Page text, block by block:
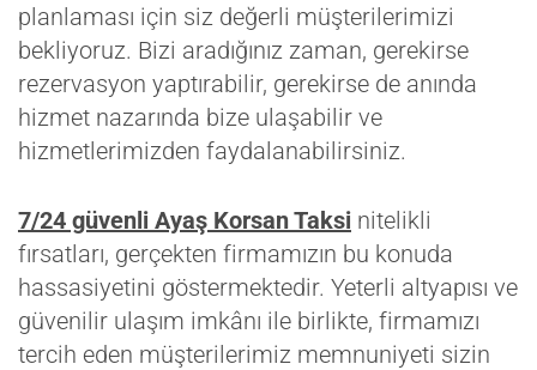
planlaması için siz değerli müşterilerimizi
bekliyoruz. Bizi aradığınız zaman, gerekirse
rezervasyon yaptırabilir, gerekirse de anında
hizmet nazarında bize ulaşabilir ve
hizmetlerimizden faydalanabilirsiniz.
7/24 güvenli Ayaş Korsan Taksi nitelikli
fırsatları, gerçekten firmamızın bu konuda
hassasiyetini göstermektedir. Yeterli altyapısı ve
güvenilir ulaşım imkânı ile birlikte, firmamızı
tercih eden müşterilerimiz memnuniyeti sizin